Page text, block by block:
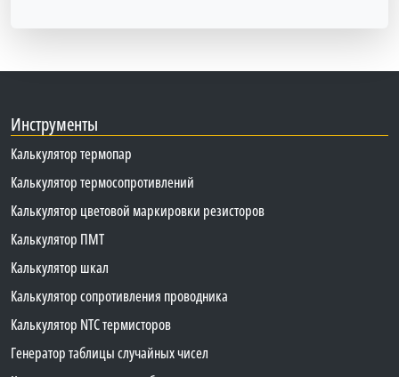
Инструменты
Калькулятор термопар
Калькулятор термосопротивлений
Калькулятор цветовой маркировки резисторов
Калькулятор ПМТ
Калькулятор шкал
Калькулятор сопротивления проводника
Калькулятор NTC термисторов
Генератор таблицы случайных чисел